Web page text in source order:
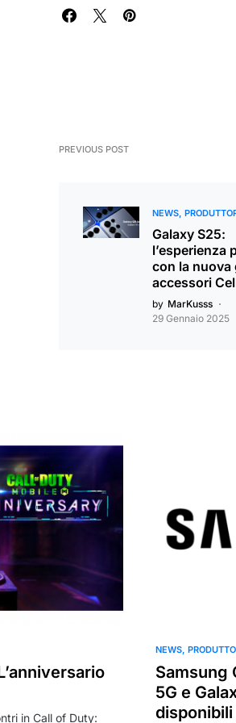
PREVIOUS POST
NEWS
Galaxy S25:
l’esperienza
con la nuova
accessori
by MarKusss
29 Gennaio 2025
in Call of Duty:
NEWS
Samsung
5G e